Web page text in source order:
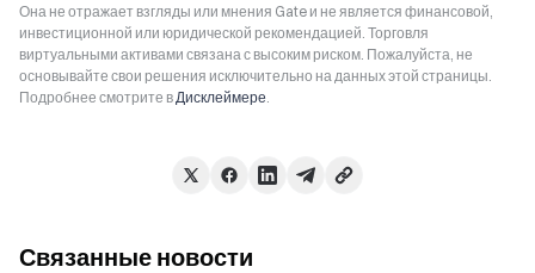
Она не отражает взгляды или мнения Gate и не является финансовой,
инвестиционной или юридической рекомендацией. Торговля
виртуальными активами связана с высоким риском. Пожалуйста, не
основывайте свои решения исключительно на данных этой страницы.
Подробнее смотрите вДисклеймере.
Связанные новости